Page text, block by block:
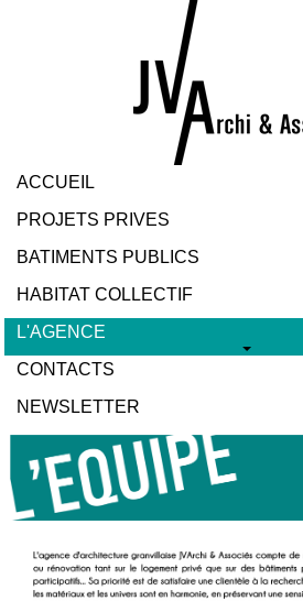
ACCUEIL
PROJETS PRIVES
BATIMENTS PUBLICS
HABITAT COLLECTIF
L'AGENCE
CONTACTS
NEWSLETTER